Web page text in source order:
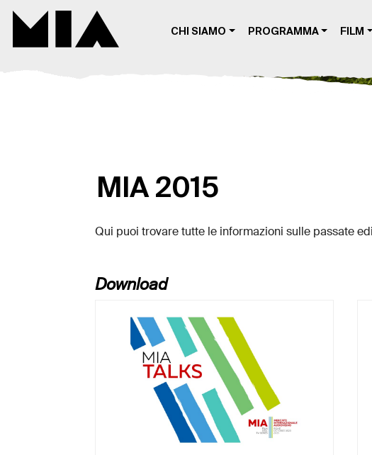
CHI SIAMO PROGRAMMA FILM
MIA DIGITAL
MIA 2015
Qui puoi trovare tutte le informazioni sulle passate
Download